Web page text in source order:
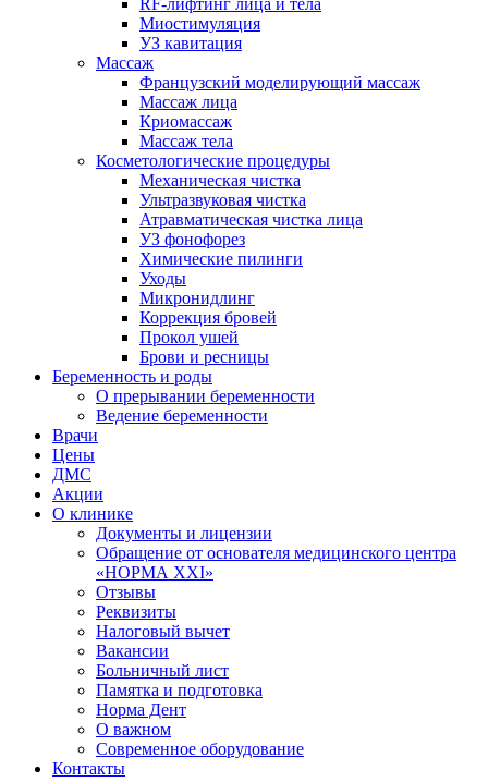
RF-лифтинг лица и тела
Миостимуляция
УЗ кавитация
Массаж
Французский моделирующий массаж
Массаж лица
Криомассаж
Массаж тела
Косметологические процедуры
Механическая чистка
Ультразвуковая чистка
Атравматическая чистка лица
УЗ фонофорез
Химические пилинги
Уходы
Микронидлинг
Коррекция бровей
Прокол ушей
Брови и ресницы
Беременность и роды
О прерывании беременности
Ведение беременности
Врачи
Цены
ДМС
Акции
О клинике
Документы и лицензии
Обращение от основателя медицинского центра
«НОРМА ХХI»
Отзывы
Реквизиты
Налоговый вычет
Вакансии
Больничный лист
Памятка и подготовка
Норма Дент
О важном
Современное оборудование
Контакты